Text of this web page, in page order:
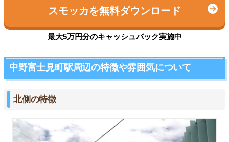
スモッカを無料ダウンロード
最大5万円分のキャッシュバック実施中
中野富士見町駅周辺の特徴や雰囲気について
北側の特徴